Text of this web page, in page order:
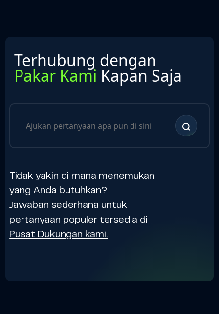
Terhubung dengan
Pakar Kami Kapan Saja
Tidak yakin di mana menemukan
yang Anda butuhkan?
Jawaban sederhana untuk
pertanyaan populer tersedia di
Pusat Dukungan kami.